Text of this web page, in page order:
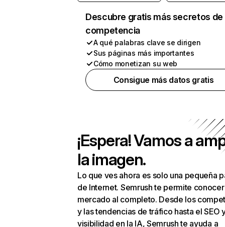
Descubre gratis más secretos de
competencia
A qué palabras clave se dirigen
Sus páginas más importantes
Cómo monetizan su web
Consigue más datos gratis
¡Espera! Vamos a
la imagen.
Lo que ves ahora es solo una pequeña
de Internet. Semrush te permite
mercado al completo. Desde los
y las tendencias de tráfico hasta el SEO
visibilidad en la IA, Semrush te ayuda a